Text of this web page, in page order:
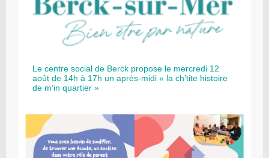
Le centre social de Berck propose le mercredi 12
août de 14h à 17h un après-midi « la ch’tite histoire
de m’in quartier »